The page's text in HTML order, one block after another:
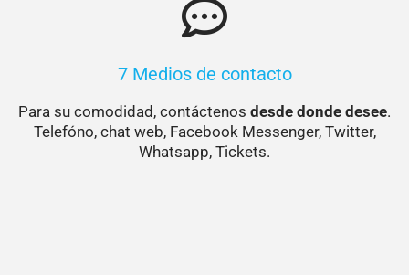
7 Medios de contacto
Para su comodidad, contáctenos desde donde desee.
Telefóno, chat web, Facebook Messenger, Twitter,
Whatsapp, Tickets.